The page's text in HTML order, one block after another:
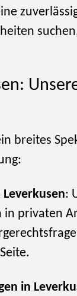
breites
:
privaten
in